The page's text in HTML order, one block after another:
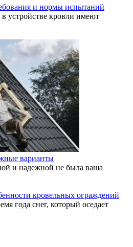
и нормы испытаний
устройстве кровли имеют
варианты
и надежной не была ваша
кровельных ограждений
года снег, который оседает